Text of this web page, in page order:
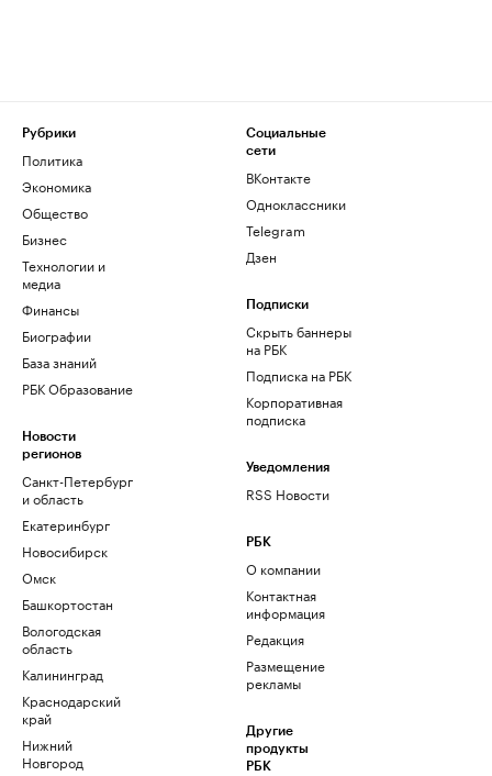
Рубрики
Политика
Экономика
Общество
Бизнес
Технологии и
медиа
Финансы
Биографии
База знаний
РБК Образование
Новости
регионов
Санкт-Петербург
и область
Екатеринбург
Новосибирск
Омск
Башкортостан
Вологодская
область
Калининград
Краснодарский
край
Нижний
Новгород
Социальные
сети
ВКонтакте
Одноклассники
Telegram
Дзен
Подписки
Скрыть баннеры
на РБК
Подписка на РБК
Корпоративная
подписка
Уведомления
RSS Новости
РБК
О компании
Контактная
информация
Редакция
Размещение
рекламы
Другие
продукты
РБК